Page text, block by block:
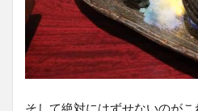
そして絶対にはずせないのが